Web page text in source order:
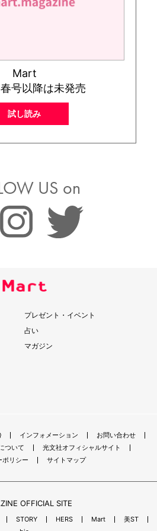
Mart
号以降は未発売
試し読み
US on
プレゼント・イベント
占い
マガジン
インフォメーション
お問い合わせ
ついて
光文社オフィシャルサイト
ポリシー
サイトマップ
OFFICIAL SITE
STORY HERS Mart
美ST